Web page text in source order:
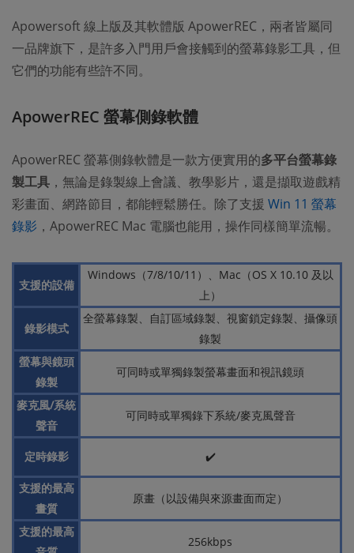
Apowersoft 線上版及其軟體版 ApowerREC，兩者皆屬同
一品牌旗下，是許多入門用戶會接觸到的螢幕錄影工具，但
它們的功能有些許不同。
ApowerREC 螢幕側錄軟體
ApowerREC 螢幕側錄軟體是一款方便實用的多平台螢幕錄
製工具 ，無論是錄製線上會議、教學影片，還是擷取遊戲精
彩畫面、網路節目，都能輕鬆勝任。除了支援 Win 11 螢幕
錄影 ，ApowerREC Mac 電腦也能用，操作同樣簡單流暢。
支援的設備
Windows（7/8/10/11）、Mac（OS X 10.10 及以
上）
錄影模式
全螢幕錄製、自訂區域錄製、視窗鎖定錄製、攝像頭
錄製
螢幕與鏡頭
錄製
可同時或單獨錄製螢幕畫面和視訊鏡頭
麥克風/系統
聲音
可同時或單獨錄下系統/麥克風聲音
定時錄影 ✔️
支援的最高
畫質
原畫（以設備與來源畫面而定）
支援的最高
256kbps